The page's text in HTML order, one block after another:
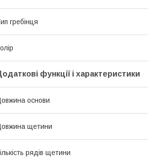
гребінця
функції і характеристики
основи
щетини
рядів щетини